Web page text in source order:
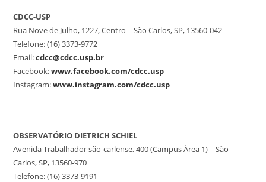
CDCC-USP
Rua Nove de Julho, 1227, Centro – São Carlos, SP, 13560-042
Telefone: (16) 3373-9772
Email:cdcc@cdcc.usp.br
Facebook:www.facebook.com/cdcc.usp
Instagram:www.instagram.com/cdcc.usp
OBSERVATÓRIO DIETRICH SCHIEL
Avenida Trabalhador são-carlense, 400 (Campus Área 1) – São
Carlos, SP, 13560-970
Telefone: (16) 3373-9191